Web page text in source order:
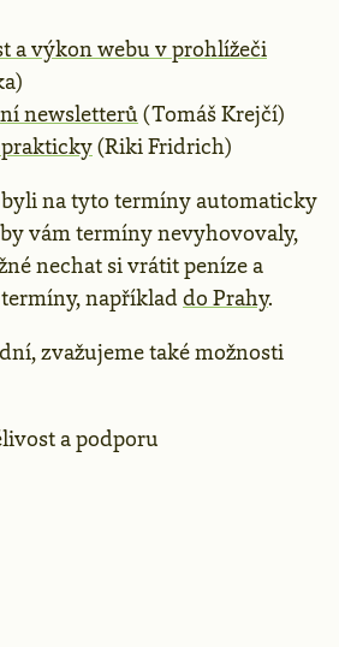
a výkon webu v prohlížeči
news­let­te­rů (Tomáš Krejčí)
(Riki Fridrich)
na tyto termíny automaticky
vám termíny nevyhovovaly,
nechat si vrátit peníze a
napříkladdo Prahy.
zvažujeme také možnosti
a podporu